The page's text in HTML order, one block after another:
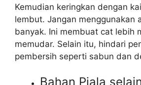
Kemudian keringkan dengan
lembut. Jangan menggunakan
banyak. Ini membuat cat lebih
memudar. Selain itu, hindari
pembersih seperti sabun dan
Bahan Piala